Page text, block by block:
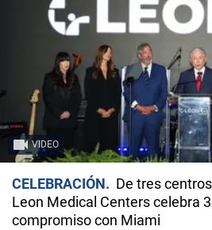
VIDEO
CELEBRACIÓN
De tres
Leon Medical Centers celebra
compromiso con Miami